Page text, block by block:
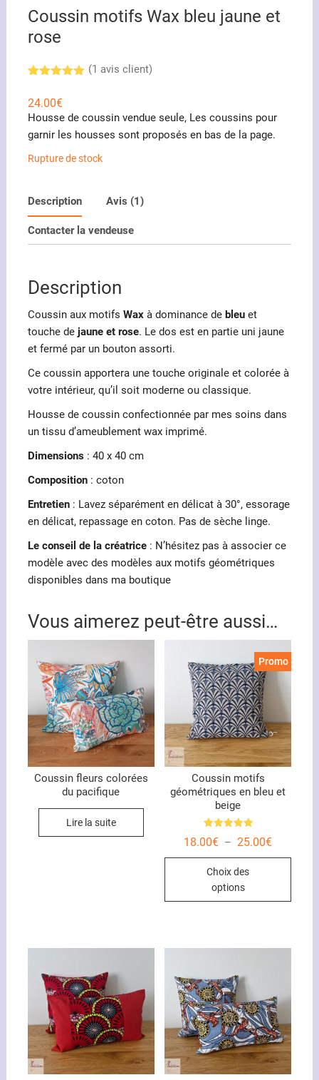
Coussin motifs Wax bleu jaune et
rose
sur 5
basé sur
notation
client
(1 avis client)
24.00€
Housse de coussin vendue seule, Les coussins pour
garnir les housses sont proposés en bas de la page.
Rupture de stock
Description Avis (1)
Contacter la vendeuse
Description
Coussin aux motifs Waxà dominance debleu et
touche dejaune et rose. Le dos est en partie uni jaune
et fermé par un bouton assorti.
Ce coussin apportera une touche originale et colorée à
votre intérieur, qu’il soit moderne ou classique.
Housse de coussin confectionnée par mes soins dans
un tissu d’ameublement wax imprimé.
Dimensions: 40 x 40 cm
Composition: coton
Entretien: Lavez séparément en délicat à 30°, essorage
en délicat, repassage en coton. Pas de sèche linge.
Le conseil de la créatrice: N’hésitez pas à associer ce
modèle avec des modèles aux motifs géométriques
disponibles dans ma boutique
Vous aimerez peut-être aussi…
Coussin fleurs colorées
du pacifique
Lire la suite
Promo !
Coussin motifs
géométriques en bleu et
beige
5.00
18.00€ – 25.00€Plage
Choix des
options
Ce
Les
être
la